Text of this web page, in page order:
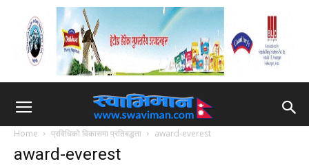
Home प्रविधिको विकासमा प्रतिबद्धता award-everest
award-everest